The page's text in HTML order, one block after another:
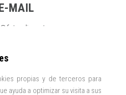
MAIL
696 47 42 18
propias y de terceros para
ayuda a optimizar su visita a sus